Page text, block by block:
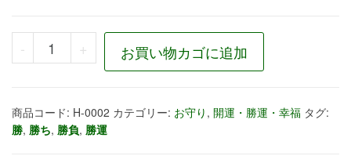
- 勝運守個+ お買い物カゴに追加
商品コード: H-0002 カテゴリー: お守り , 開運・勝運・幸福 タグ:
勝, 勝ち, 勝負, 勝運